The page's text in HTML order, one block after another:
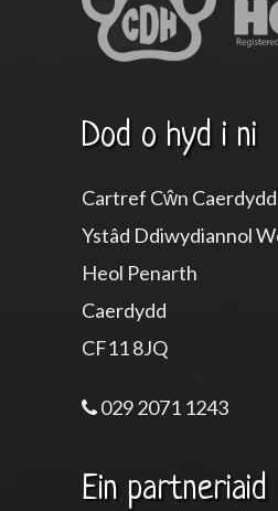
Dod o hyd i ni
Cartref Cŵn Caerdydd
Ystâd Ddiwydiannol
Heol Penarth
Caerdydd
CF11 8JQ
029 2071 1243
Ein partneriaid